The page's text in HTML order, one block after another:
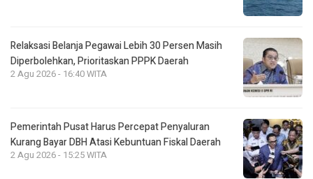
Relaksasi Belanja Pegawai Lebih 30 Persen Masih
Diperbolehkan, Prioritaskan PPPK Daerah
2 Agu 2026 - 16:40 WITA
Pemerintah Pusat Harus Percepat Penyaluran
Kurang Bayar DBH Atasi Kebuntuan Fiskal Daerah
2 Agu 2026 - 15:25 WITA